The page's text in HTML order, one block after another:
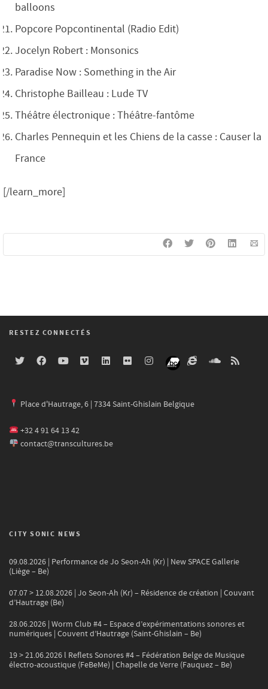
balloons
Popcore Popcontinental (Radio Edit)
Jocelyn Robert : Monsonics
Paradise Now : Something in the Air
Christophe Bailleau : Lude TV
Théâtre électronique : Théâtre-fantôme
Charles Pennequin et les Chiens de la casse : Causer la
France
[/learn_more]
RESTEZ CONNECTÉS
Place d'Hautrage, 6 | 7334 Saint-Ghislain Belgique
+32 4 91 64 13 42
contact@transcultures.be
CITY SONIC NEWS
09.08.2026 | Performance de Jo Seon-Ah (Kr) | New SPACE Gallerie
(Liège – Be)
07.07 > 12.08.2026 | Jo Seon-Ah (Kr) – Résidence de création | Couvant
d’Hautrage (Be)
28.06.2026 | Worm Club #4 – Espace d’expérimentations sonores et
numériques | Couvent d’Hautrage (Saint-Ghislain – Be)
19 > 21.06.2026 l Reflets Sonores #4 – Fédération Belge de Musique
électro-acoustique (FeBeMe) | Chapelle de Verre (Fauquez – Be)